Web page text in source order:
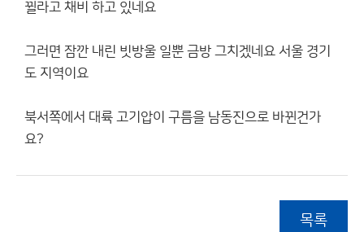
뀔라고 채비 하고 있네요
그러면 잠깐 내린 빗방울 일뿐 금방 그치겠네요 서울 경기
도 지역이요
북서쪽에서 대륙 고기압이 구름을 남동진으로 바뀐건가
요?
목록